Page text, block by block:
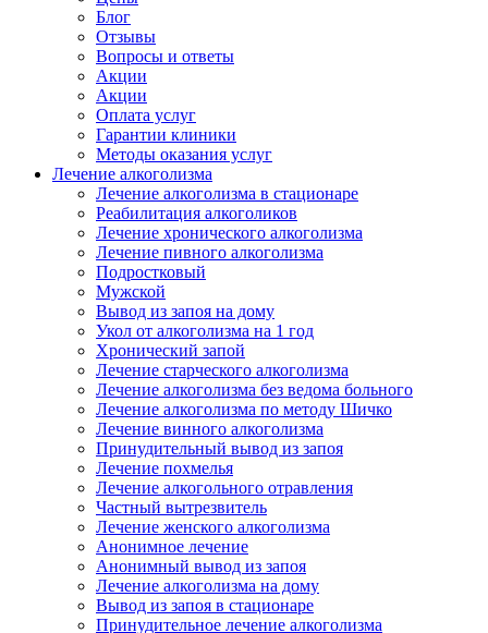
Блог
Отзывы
Вопросы и ответы
Акции
Акции
Оплата услуг
Гарантии клиники
Методы оказания услуг
Лечение алкоголизма
Лечение алкоголизма в стационаре
Реабилитация алкоголиков
Лечение хронического алкоголизма
Лечение пивного алкоголизма
Подростковый
Мужской
Вывод из запоя на дому
Укол от алкоголизма на 1 год
Хронический запой
Лечение старческого алкоголизма
Лечение алкоголизма без ведома больного
Лечение алкоголизма по методу Шичко
Лечение винного алкоголизма
Принудительный вывод из запоя
Лечение похмелья
Лечение алкогольного отравления
Частный вытрезвитель
Лечение женского алкоголизма
Анонимное лечение
Анонимный вывод из запоя
Лечение алкоголизма на дому
Вывод из запоя в стационаре
Принудительное лечение алкоголизма